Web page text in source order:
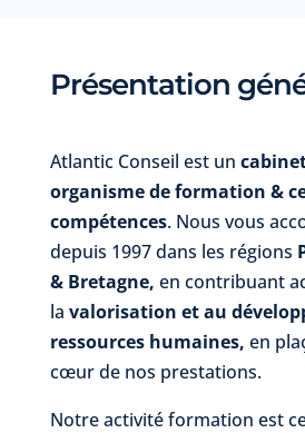
Présentation
Atlantic Conseil est un
organisme de formation &
compétences. Nous vous
depuis 1997 dans les régions
& Bretagne, en contribuant
la valorisation et au
ressources humaines, en
cœur de nos prestations.
Notre activité formation est